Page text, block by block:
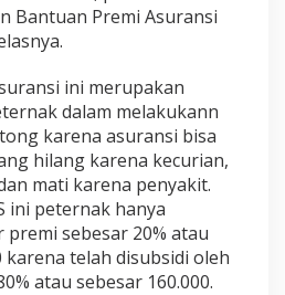
Bantuan Premi Asuransi
ini merupakan
dalam melakukann
karena asuransi bisa
hilang karena kecurian,
mati karena penyakit.
ini peternak hanya
sebesar 20% atau
karena telah disubsidi oleh
atau sebesar 160.000.